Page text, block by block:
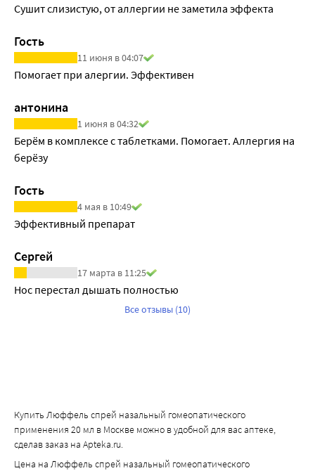
Сушит слизистую, от аллергии не заметила эффекта
Гость
11 июня в 04:07
Помогает при алергии. Эффективен
антонина
1 июня в 04:32
Берём в комплексе с таблетками. Помогает. Аллергия на
берёзу
Гость
4 мая в 10:49
Эффективный препарат
Сергей
17 марта в 11:25
Нос перестал дышать полностью
Все отзывы (10)
Купить Люффель спрей назальный гомеопатического
применения 20 мл в Москве можно в удобной для вас аптеке,
сделав заказ на Apteka.ru.
Цена на Люффель спрей назальный гомеопатического